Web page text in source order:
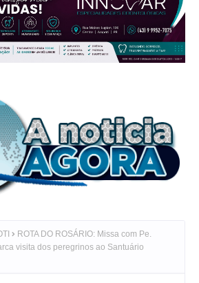
ROTA DO ROSÁRIO: Missa com Pe.
visita dos peregrinos ao Santuário